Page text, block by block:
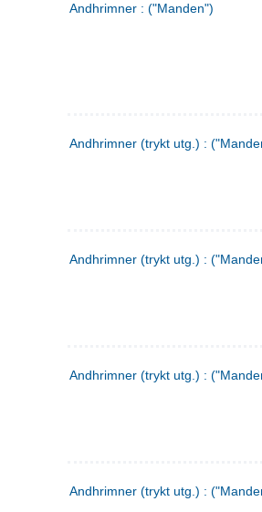
Andhrimner : ("Manden")
Andhrimner (trykt utg.) :
Andhrimner (trykt utg.) :
Andhrimner (trykt utg.) :
Andhrimner (trykt utg.) :